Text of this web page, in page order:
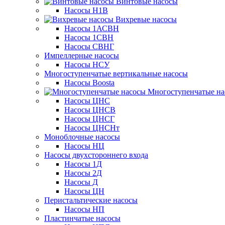
Насосы Н1В
Вихревые насосы
Насосы 1АСВН
Насосы 1СВН
Насосы СВНГ
Импеллерные насосы
Насосы НСУ
Многоступенчатые вертикальные насосы
Насосы Boosta
Многоступенчатые
Насосы ЦНС
Насосы ЦНСВ
Насосы ЦНСГ
Насосы ЦНСНт
Моноблочные насосы
Насосы НЦ
Насосы двухстороннего входа
Насосы 1Д
Насосы 2Д
Насосы Д
Насосы ЦН
Перистальтические насосы
Насосы НП
Пластинчатые насосы